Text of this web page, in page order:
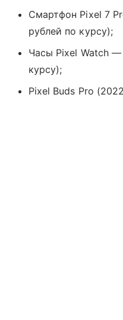
Смартфон Pixel 7
рублей по курсу);
Часы Pixel Watch —
курсу);
Pixel Buds Pro